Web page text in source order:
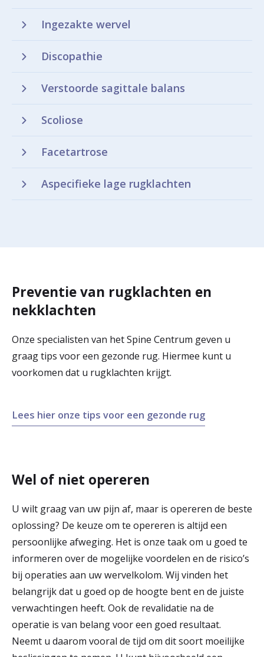
Ingezakte wervel
Discopathie
Verstoorde sagittale balans
Scoliose
Facetartrose
Aspecifieke lage rugklachten
Preventie van rugklachten en
nekklachten
Onze specialisten van het Spine Centrum geven u
graag tips voor een gezonde rug. Hiermee kunt u
voorkomen dat u rugklachten krijgt.
Lees hier onze tips voor een gezonde rug
Wel of niet opereren
U wilt graag van uw pijn af, maar is opereren de beste
oplossing? De keuze om te opereren is altijd een
persoonlijke afweging. Het is onze taak om u goed te
informeren over de mogelijke voordelen en de risico’s
bij operaties aan uw wervelkolom. Wij vinden het
belangrijk dat u goed op de hoogte bent en de juiste
verwachtingen heeft. Ook de revalidatie na de
operatie is van belang voor een goed resultaat.
Neemt u daarom vooral de tijd om dit soort moeilijke